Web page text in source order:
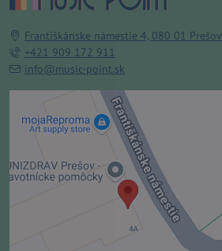
Františkánske námestie 4, 080 01 Prešov
+421 909 172 911
info@music-point.sk
Externý obsah je blokovaný
Voľbami súkromia
Prajete si načítať externý obsah?
Povoliť tentokrát